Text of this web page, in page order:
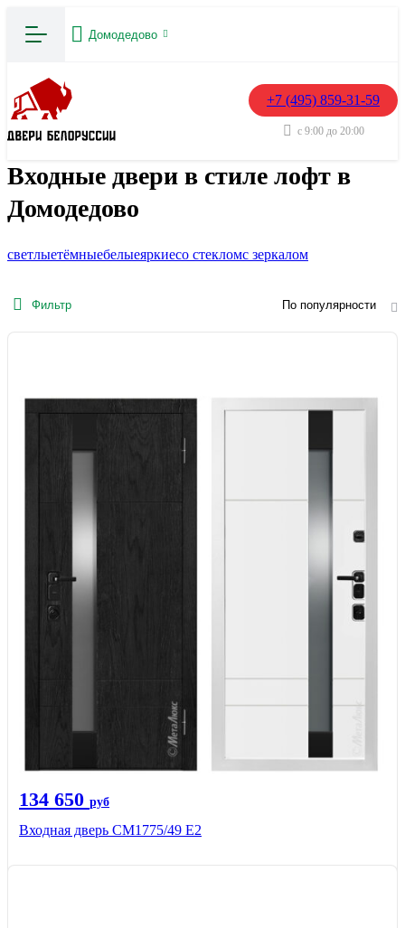
Домодедово
+7 (495) 859-31-59
с 9:00 до 20:00
Входные двери в стиле лофт в
Домодедово
светлыетёмныебелыеяркиесо стекломс зеркалом
Фильтр По популярности
134 650 руб
Входная дверь СМ1775/49 Е2